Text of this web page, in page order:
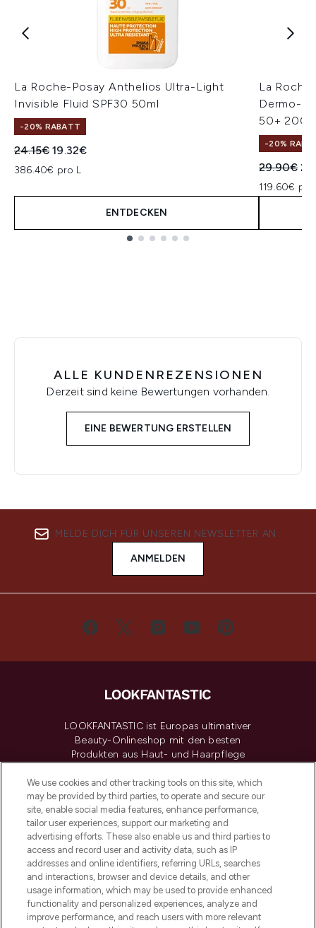
La Roche-Posay Anthelios Ultra-Light
Invisible Fluid SPF30 50ml
-20% RABATT
Unverbindliche Preisempfehlung:
24.15€Aktueller Preis:
19.32€
386.40€ pro L
ENTDECKEN
La
Dermo-
50+
-20%
29.90€
119.60€
ALLE KUNDENREZENSIONEN
Derzeit sind keine Bewertungen vorhanden.
EINE BEWERTUNG ERSTELLEN
MELDE DICH FÜR UNSEREN NEWSLETTER AN
ANMELDEN
LOOKFANTASTIC ist Europas ultimativer
Beauty-Onlineshop mit den besten
Produkten aus Haut- und Haarpflege
renommierten Marken. Shoppe online
oder über die App mit kostenloser
Lieferung ab einem Einkaufswert von 30€.
Cookie-Einwilligung
Do Not Sell or Share My Personal
Information
HILFE & INFORMATION
We use cookies and other tracking tools on this site, which
may be provided by third parties, to operate and secure our
site, enable social media features, enhance performance,
tailor user experiences, support our marketing and
advertising efforts. These also enable us and third parties to
access and record user and activity data, such as IP
addresses and online identifiers, referring URLs, searches
and interactions, browser and device details, and other
usage information, which may be used to provide enhanced
functionality and personalized experiences, analyze and
improve performance, and reach users with more relevant